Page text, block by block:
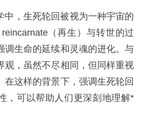
，生死轮回被视为一种宇宙的
（再生）与转世的过
调生命的延续和灵魂的进化。与
观，虽然不尽相同，但同样重视
在这样的背景下，强调生死轮回
，可以帮助人们更深刻地理解*